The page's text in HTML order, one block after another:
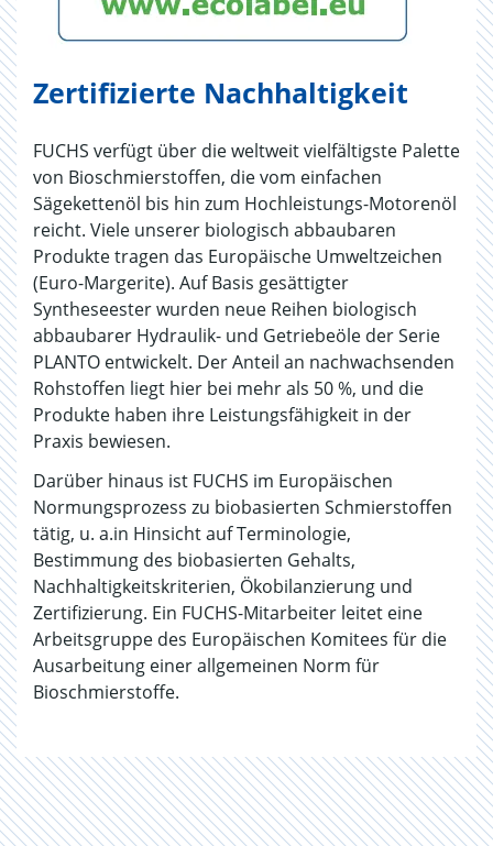
Zertifizierte Nachhaltigkeit
FUCHS verfügt über die weltweit vielfältigste Palette
von Bioschmierstoffen, die vom einfachen
Sägekettenöl bis hin zum Hochleistungs-Motorenöl
reicht. Viele unserer biologisch abbaubaren
Produkte tragen das Europäische Umweltzeichen
(Euro-Margerite). Auf Basis gesättigter
Syntheseester wurden neue Reihen biologisch
abbaubarer Hydraulik- und Getriebeöle der Serie
PLANTO entwickelt. Der Anteil an nachwachsenden
Rohstoffen liegt hier bei mehr als 50 %, und die
Produkte haben ihre Leistungsfähigkeit in der
Praxis bewiesen.
Darüber hinaus ist FUCHS im Europäischen
Normungsprozess zu biobasierten Schmierstoffen
tätig, u. a.in Hinsicht auf Terminologie,
Bestimmung des biobasierten Gehalts,
Nachhaltigkeitskriterien, Ökobilanzierung und
Zertifizierung. Ein FUCHS-Mitarbeiter leitet eine
Arbeitsgruppe des Europäischen Komitees für die
Ausarbeitung einer allgemeinen Norm für
Bioschmierstoffe.